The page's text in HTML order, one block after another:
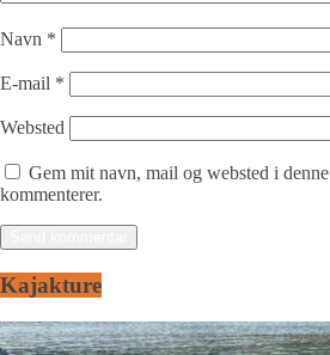
Navn *
E-mail *
Websted
Gem mit navn, mail og websted i
kommenterer.
Kajakture